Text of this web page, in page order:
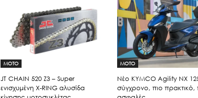
MOTO
JT CHAIN 520 Ζ3 – Super
ενισχυμένη X-RING αλυσίδα
MOTO
Νέο KYMCO Agility NX
σύγχρονο, πιο πρακτικό,